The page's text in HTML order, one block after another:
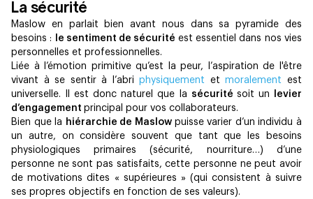
La sécurité
Maslow en parlait bien avant nous dans sa pyramide des
besoins :
le sentiment de sécurité est essentiel dans nos vies
personnelles et professionnelles.
Liée à l’émotion primitive qu’est la peur, l’aspiration de l'être
vivant à se sentir à l’abriphysiquement etmoralement est
universelle. Il est donc naturel que la sécurité soit un
levier
d’engagement principal pour vos collaborateurs.
Bien que la hiérarchie de Maslow puisse varier d’un individu à
un autre, on considère souvent que tant que les besoins
physiologiques primaires (sécurité, nourriture…) d’une
personne ne sont pas satisfaits, cette personne ne peut avoir
de motivations dites « supérieures » (qui consistent à suivre
ses propres objectifs en fonction de ses valeurs).